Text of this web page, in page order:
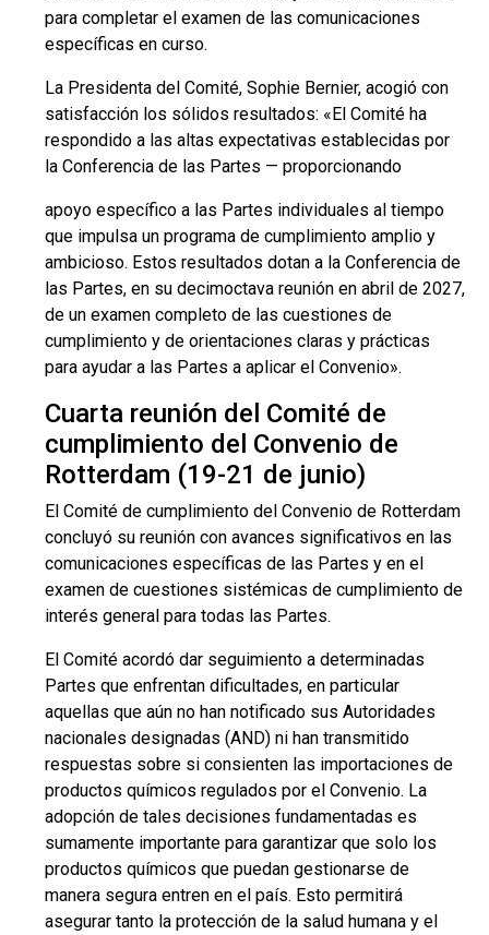
para completar el examen de las comunicaciones
específicas en curso.
La Presidenta del Comité, Sophie Bernier, acogió con
satisfacción los sólidos resultados: «El Comité ha
respondido a las altas expectativas establecidas por
la Conferencia de las Partes — proporcionando
apoyo específico a las Partes individuales al tiempo
que impulsa un programa de cumplimiento amplio y
ambicioso. Estos resultados dotan a la Conferencia de
las Partes, en su decimoctava reunión en abril de 2027,
de un examen completo de las cuestiones de
cumplimiento y de orientaciones claras y prácticas
para ayudar a las Partes a aplicar el Convenio».
Cuarta reunión del Comité de
cumplimiento del Convenio de
Rotterdam (19-21 de junio)
El Comité de cumplimiento del Convenio de Rotterdam
concluyó su reunión con avances significativos en las
comunicaciones específicas de las Partes y en el
examen de cuestiones sistémicas de cumplimiento de
interés general para todas las Partes.
El Comité acordó dar seguimiento a determinadas
Partes que enfrentan dificultades, en particular
aquellas que aún no han notificado sus Autoridades
nacionales designadas (AND) ni han transmitido
respuestas sobre si consienten las importaciones de
productos químicos regulados por el Convenio. La
adopción de tales decisiones fundamentadas es
sumamente importante para garantizar que solo los
productos químicos que puedan gestionarse de
manera segura entren en el país. Esto permitirá
asegurar tanto la protección de la salud humana y el